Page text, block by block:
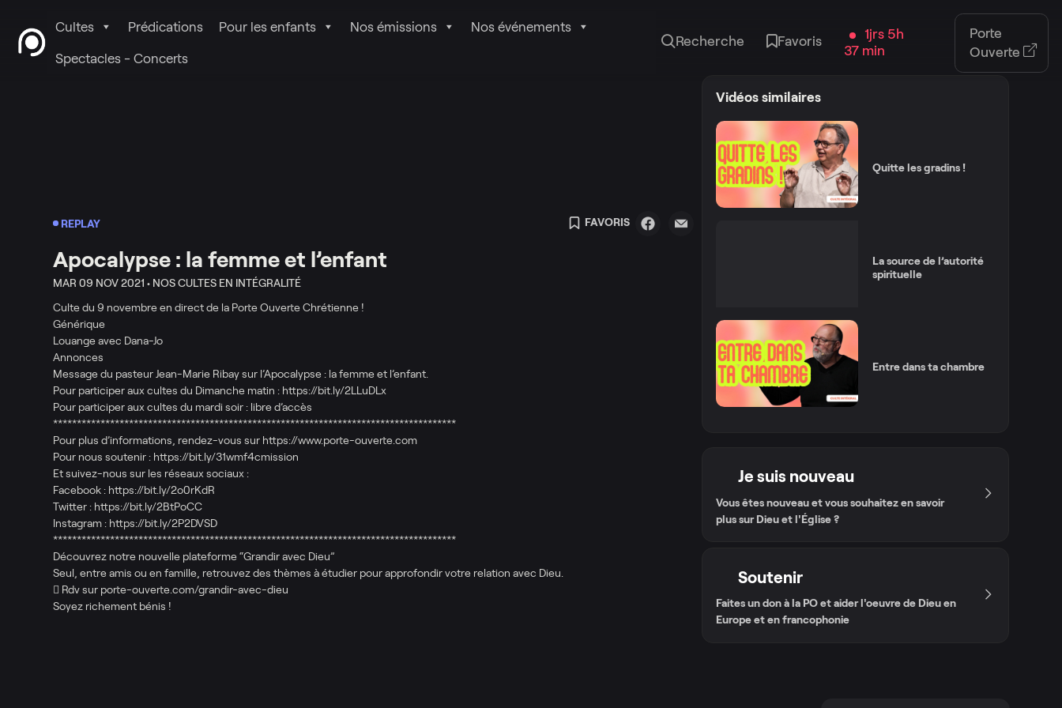
Cultes Prédications Pour les enfants Nos émissions Nos événements
Spectacles - Concerts
Recherche Favoris
1jrs 5h
37 min
Porte
Ouverte
REPLAY FAVORIS
Apocalypse : la femme et l’enfant
MAR 09 NOV 2021 • NOS CULTES EN INTÉGRALITÉ
Culte du 9 novembre en direct de la Porte Ouverte Chrétienne !
Générique
Louange avec Dana-Jo
Annonces
Message du pasteur Jean-Marie Ribay sur l’Apocalypse : la femme et l’enfant.
Pour participer aux cultes du Dimanche matin : https://bit.ly/2LLuDLx​
Pour participer aux cultes du mardi soir : libre d’accès
*************************************************************************************
Pour plus d’informations, rendez-vous sur https://www.porte-ouverte.com​
Pour nous soutenir : https://bit.ly/31wmf4cmission​
Et suivez-nous sur les réseaux sociaux :
Facebook : https://bit.ly/2o0rKdR​
Twitter : https://bit.ly/2BtPoCC​
Instagram : https://bit.ly/2P2DVSD​
*************************************************************************************
Découvrez notre nouvelle plateforme “Grandir avec Dieu”
Seul, entre amis ou en famille, retrouvez des thèmes à étudier pour approfondir votre relation avec Dieu.
 Rdv sur porte-ouverte.com/grandir-avec-dieu
Soyez richement bénis !
Vidéos similaires
Quitte les gradins !
La source de l’autorité
spirituelle
Entre dans ta chambre
Je suis nouveau
Vous êtes nouveau et vous souhaitez en savoir
plus sur Dieu et l'Église ?
Soutenir
Faites un don à la PO et aider l'oeuvre de Dieu en
Europe et en francophonie